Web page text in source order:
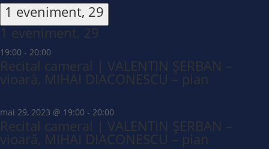
1 eveniment, 29
1 eveniment, 29
19:00 - 20:00
Recital cameral | VALENTIN ȘERBAN –
vioară, MIHAI DIACONESCU – pian
mai 29, 2023 @ 19:00 - 20:00
Recital cameral | VALENTIN ȘERBAN –
vioară, MIHAI DIACONESCU – pian